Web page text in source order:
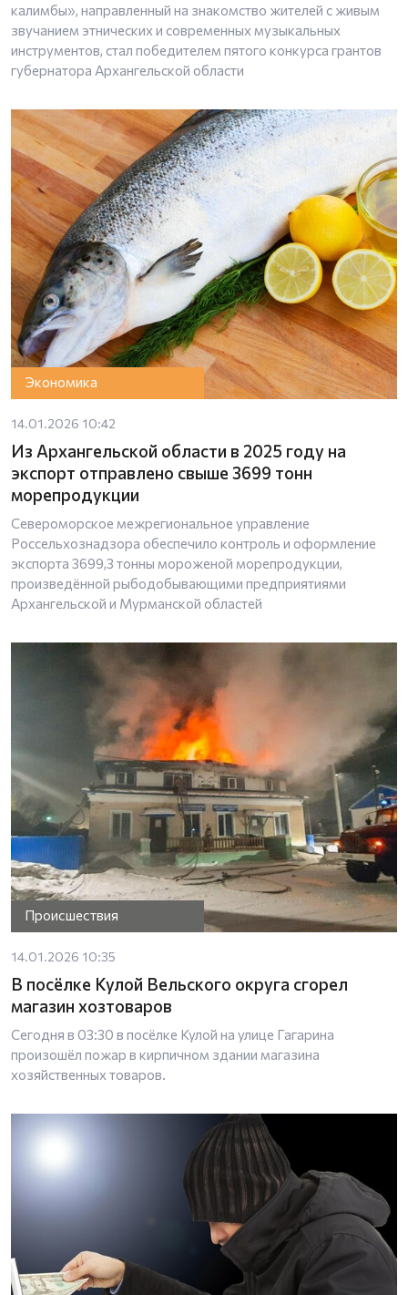
калимбы», направленный на знакомство жителей с живым
звучанием этнических и современных музыкальных
инструментов, стал победителем пятого конкурса грантов
губернатора Архангельской области
Экономика
14.01.2026 10:42
Из Архангельской области в 2025 году на
экспорт отправлено свыше 3699 тонн
морепродукции
Североморское межрегиональное управление
Россельхознадзора обеспечило контроль и оформление
экспорта 3699,3 тонны мороженой морепродукции,
произведённой рыбодобывающими предприятиями
Архангельской и Мурманской областей
Происшествия
14.01.2026 10:35
В посёлке Кулой Вельского округа сгорел
магазин хозтоваров
Сегодня в 03:30 в посёлке Кулой на улице Гагарина
произошёл пожар в кирпичном здании магазина
хозяйственных товаров.